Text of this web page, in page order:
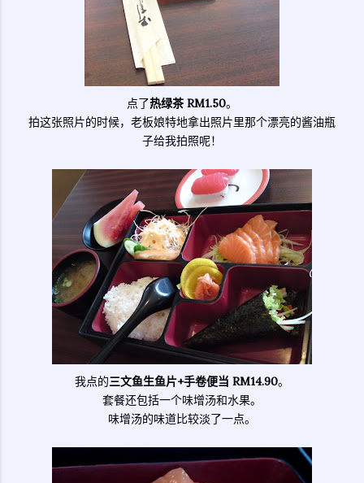
点了热绿茶 RM1.50。
拍这张照片的时候，老板娘特地拿出照片里那个漂亮的酱油瓶
子给我拍照呢！
我点的三文鱼生鱼片+手卷便当 RM14.90。
套餐还包括一个味增汤和水果。
味增汤的味道比较淡了一点。